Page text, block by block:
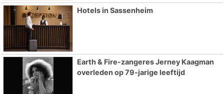
Hotels in Sassenheim
Earth & Fire-zangeres Jerney Kaagman
overleden op 79-jarige leeftijd